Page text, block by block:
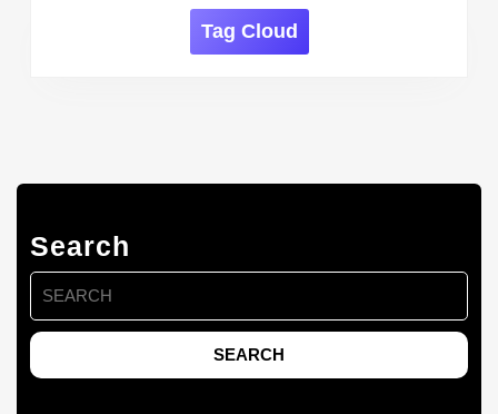
Tag Cloud
Search
Search
for: